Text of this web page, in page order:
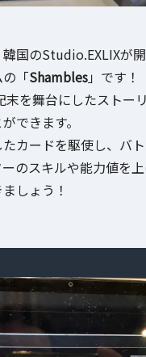
国のStudio.EXLIXが
「Shambles」です！
末を舞台にしたストー
できます。
カードを駆使し、バ
のスキルや能力値を
しょう！